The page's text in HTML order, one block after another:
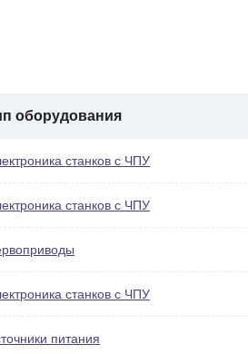
оборудования
станков с ЧПУ
станков с ЧПУ
станков с ЧПУ
питания